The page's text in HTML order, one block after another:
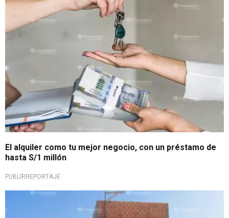
El alquiler como tu mejor negocio, con un préstamo de
hasta S/1 millón
PUBLIRREPORTAJE